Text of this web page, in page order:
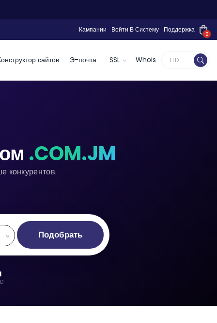
Кампании Войти В Систему Поддержка
0
сайтов Э-почта SSL Whois
.COM.JM
конкурентов.
Подобрать